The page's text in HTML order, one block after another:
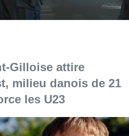
Gilloise attire
milieu danois de 21
les U23